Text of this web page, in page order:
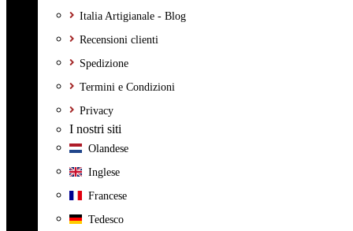
Italia Artigianale - Blog
Recensioni clienti
Spedizione
Termini e Condizioni
Privacy
I nostri siti
Olandese
Inglese
Francese
Tedesco